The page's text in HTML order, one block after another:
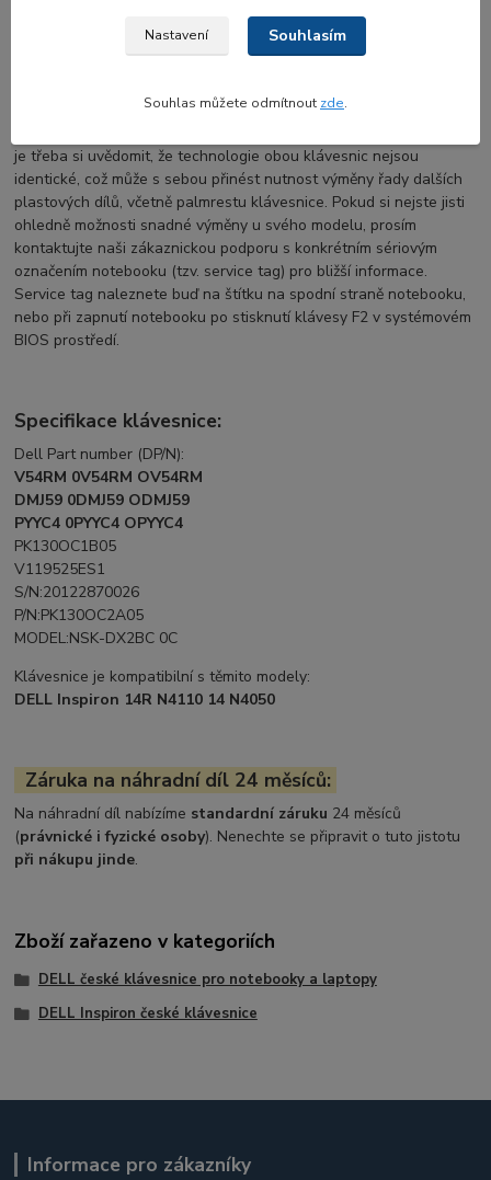
variantu s LED podsvicenim
je třeba si uvědomit, že technologie obou klávesnic nejsou
identické, což může s sebou přinést nutnost výměny řady dalších
plastových dílů, včetně palmrestu klávesnice. Pokud si nejste jisti
ohledně možnosti snadné výměny u svého modelu, prosím
kontaktujte naši zákaznickou podporu s konkrétním sériovým
označením notebooku (tzv. service tag) pro bližší informace.
Service tag naleznete buď na štítku na spodní straně notebooku,
nebo při zapnutí notebooku po stisknutí klávesy F2 v systémovém
BIOS prostředí.
Specifikace klávesnice:
Dell Part number (DP/N):
V54RM 0V54RM OV54RM
DMJ59 0DMJ59 ODMJ59
PYYC4 0PYYC4 OPYYC4
PK130OC1B05
V119525ES1
S/N:20122870026
P/N:PK130OC2A05
MODEL:NSK-DX2BC 0C
Klávesnice je kompatibilní s těmito modely:
DELL Inspiron 14R N4110 14 N4050
Záruka na náhradní díl 24 měsíců:
Na náhradní díl nabízíme standardní záruku 24 měsíců
(právnické i fyzické osoby). Nenechte se připravit o tuto jistotu
při nákupu jinde.
Zboží zařazeno v kategoriích
DELL české klávesnice pro notebooky a laptopy
DELL Inspiron české klávesnice
Informace pro zákazníky
Nastavení Souhlasím
Souhlas můžete odmítnout zde.